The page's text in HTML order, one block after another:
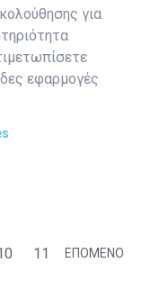
για
εφαρμογές
11 ΕΠΟΜΕΝΟ